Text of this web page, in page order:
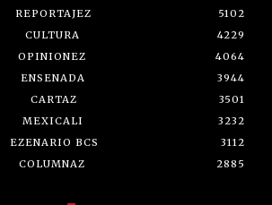
REPORTAJEZ
5102
CULTURA
4229
OPINIONEZ
4064
ENSENADA
3944
CARTAZ
3501
MEXICALI
3232
EZENARIO BCS
3112
COLUMNAZ
2885